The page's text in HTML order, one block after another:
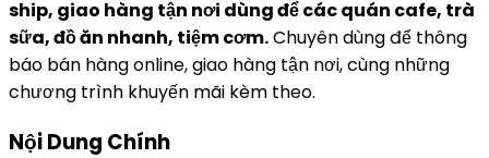
ship, giao hàng tận nơi dùng để các quán cafe, trà
sữa, đồ ăn nhanh, tiệm cơm.Chuyên dùng để thông
báo bán hàng online, giao hàng tận nơi, cùng những
chương trình khuyến mãi kèm theo.
Nội Dung Chính